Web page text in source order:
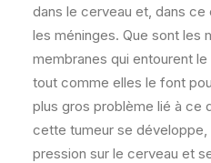
dans le cerveau et, dans
les méninges. Que sont les
membranes qui entourent
tout comme elles le font
plus gros problème lié à ce
cette tumeur se
pression sur le cerveau et